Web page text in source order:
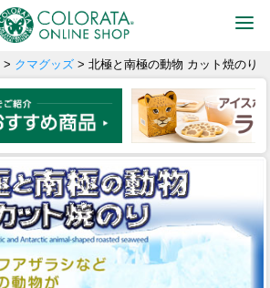
> クマグッズ > 北極と南極の動物 カット焼のり